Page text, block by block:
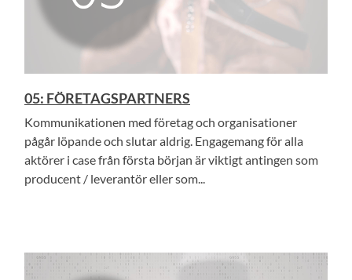
05: FÖRETAGSPARTNERS
Kommunikationen med företag och organisationer
pågår löpande och slutar aldrig. Engagemang för alla
aktörer i case från första början är viktigt antingen som
producent / leverantör eller som...